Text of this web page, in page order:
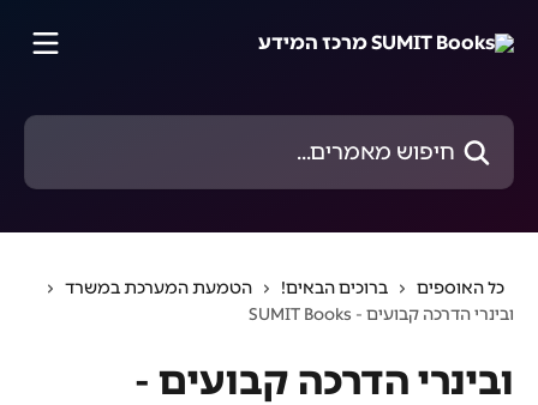
חיפוש מאמרים...
כל האוספים ברוכים הבאים!
הטמעת המערכת במשרד
ובינרי הדרכה קבועים - SUMIT Books
ובינרי הדרכה קבועים -